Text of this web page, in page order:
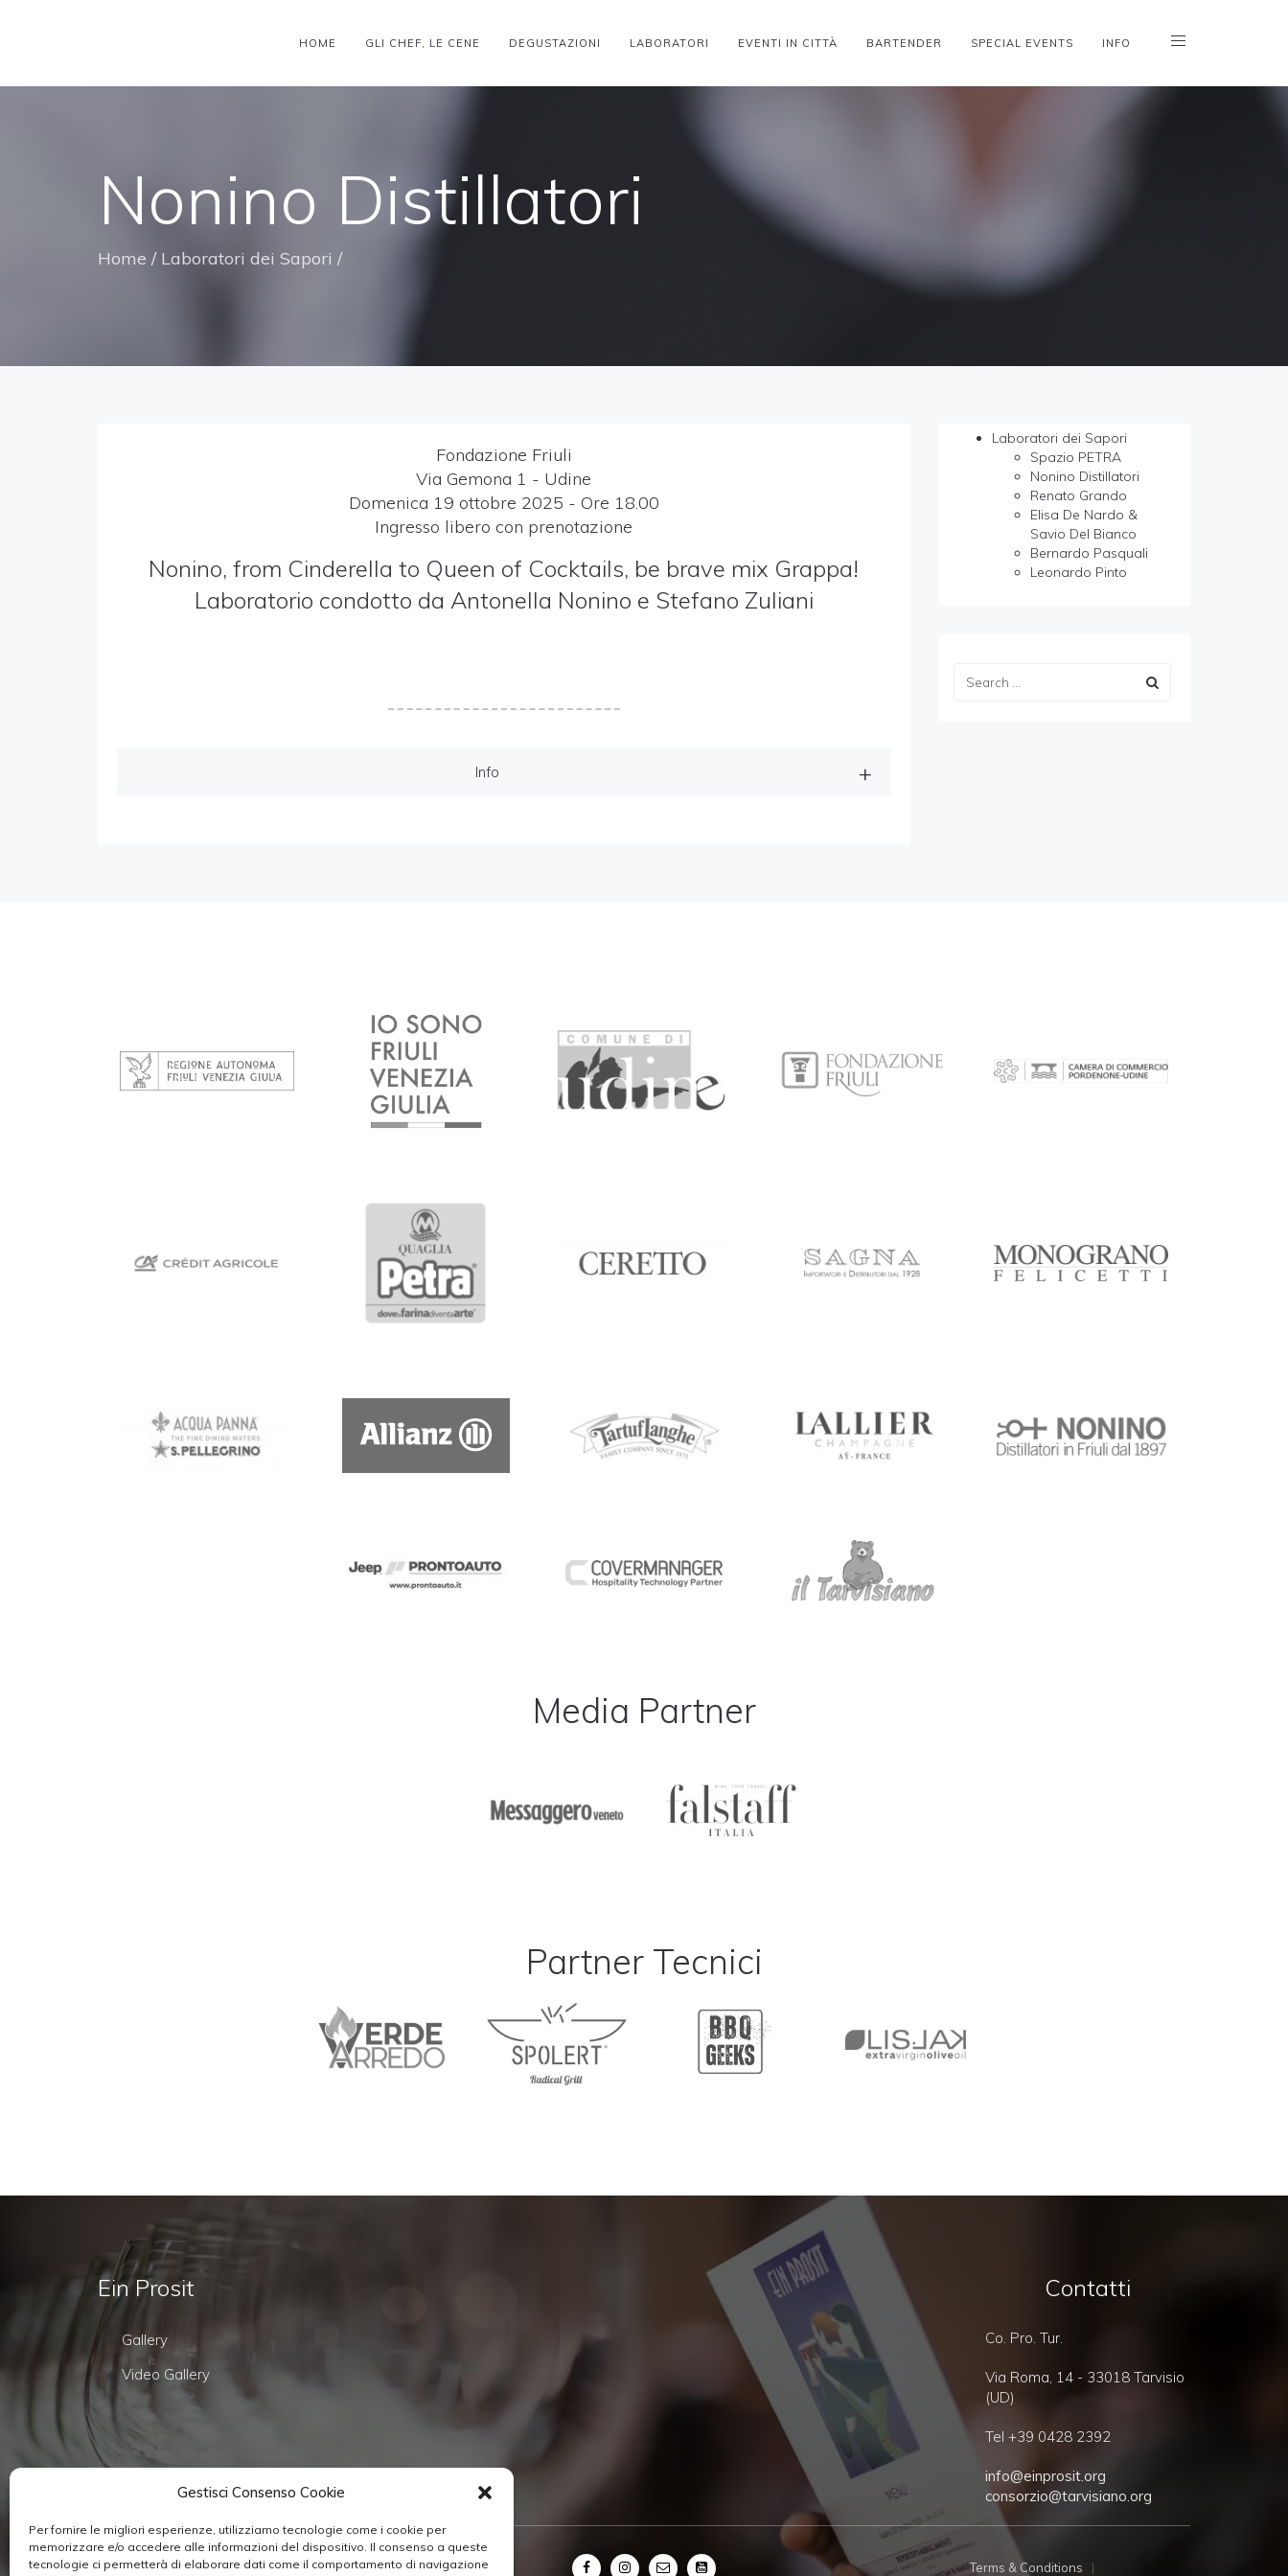
Gestisci Consenso Cookie
Per fornire le migliori esperienze, utilizziamo tecnologie come i cookie per
memorizzare e/o accedere alle informazioni del dispositivo. Il consenso a queste
tecnologie ci permetterà di elaborare dati come il comportamento di navigazione
HOME GLI CHEF, LE CENE DEGUSTAZIONI LABORATORI EVENTI IN CITTÀ BARTENDER SPECIAL EVENTS INFO
Nonino Distillatori
Home / Laboratori dei Sapori /
Fondazione Friuli
Via Gemona 1 - Udine
Domenica 19 ottobre 2025 - Ore 18.00
Ingresso libero con prenotazione
Nonino, from Cinderella to Queen of Cocktails, be brave mix Grappa!
Laboratorio condotto da Antonella Nonino e Stefano Zuliani
Info
Laboratori dei Sapori
Spazio PETRA
Nonino Distillatori
Renato Grando
Elisa De Nardo &
Savio Del Bianco
Bernardo Pasquali
Leonardo Pinto
Media Partner
Partner Tecnici
Ein Prosit
Gallery
Video Gallery
Contatti
Co. Pro. Tur.
Via Roma, 14 - 33018 Tarvisio
(UD)
Tel +39 0428 2392
info@einprosit.org
consorzio@tarvisiano.org
Copyright 2026 © All Rights Reserved Terms & Conditions |